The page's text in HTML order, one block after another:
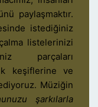
paylaşmaktır.
istediğiniz
listelerinizi
parçaları
keşiflerine ve
Müziğin
şarkılarla